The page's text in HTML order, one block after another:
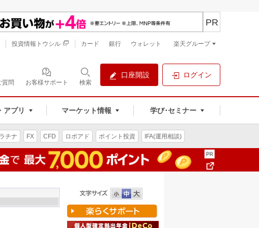
質問 お客様サポート 検索
口座開設 ログイン
アプリ マーケット情報 学び･セミナー
PR
投資情報トウシル カード 銀行 ウォレット 楽天グループ
チナ FX CFD ロボアド ポイント投資 IFA(運用相談)